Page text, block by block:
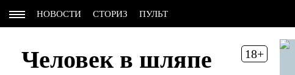
НОВОСТИ СТОРИЗ ПУЛЬТ
18+
Человек в шляпе